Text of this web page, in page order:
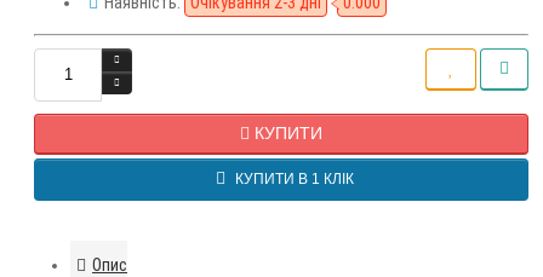
КУПИТИ
КУПИТИ В 1 КЛІК
Опис